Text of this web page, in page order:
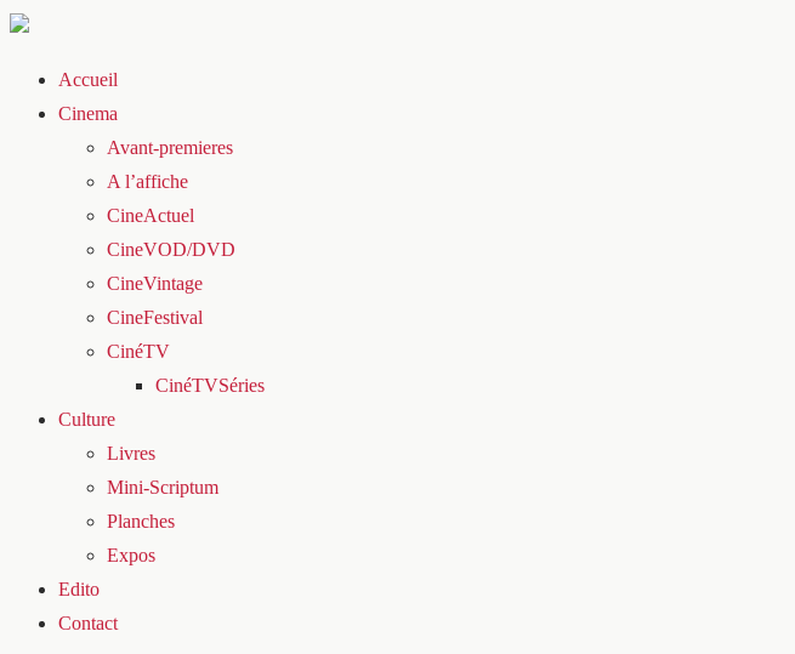
Accueil
Cinema
Avant-premieres
A l’affiche
CineActuel
CineVOD/DVD
CineVintage
CineFestival
CinéTV
CinéTVSéries
Culture
Livres
Mini-Scriptum
Planches
Expos
Edito
Contact